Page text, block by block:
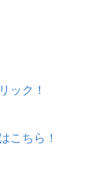
ック！
こちら！